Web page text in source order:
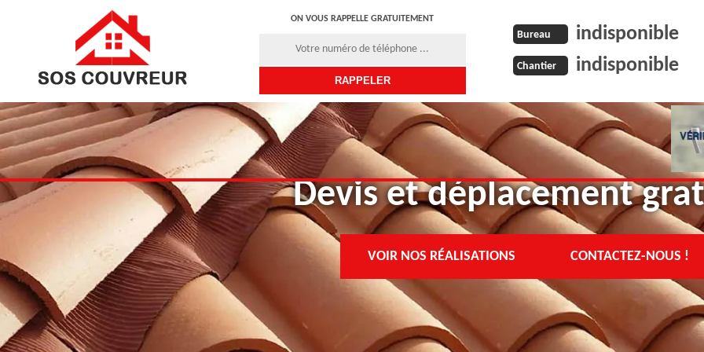
ON VOUS RAPPELLE GRATUITEMENT
Bureau indisponible
Chantier indisponible
Devis et déplacement
VOIR NOS RÉALISATIONS CONTACTEZ-NOUS !